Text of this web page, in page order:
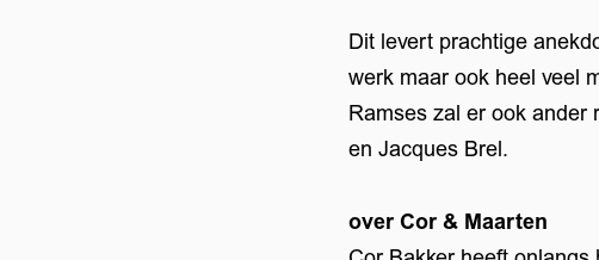
Dit levert prachtige
werk maar ook heel veel
Ramses zal er ook ander
en Jacques Brel.
over Cor & Maarten